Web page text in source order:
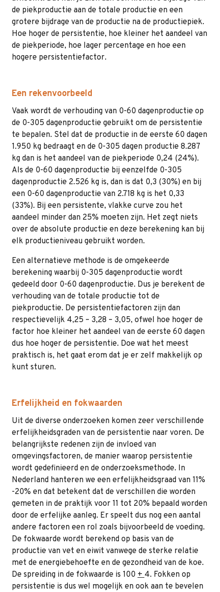
de piekproductie aan de totale productie en een
grotere bijdrage van de productie na de productiepiek.
Hoe hoger de persistentie, hoe kleiner het aandeel van
de piekperiode, hoe lager percentage en hoe een
hogere persistentiefactor.
Een rekenvoorbeeld
Vaak wordt de verhouding van 0-60 dagenproductie op
de 0-305 dagenproductie gebruikt om de persistentie
te bepalen. Stel dat de productie in de eerste 60 dagen
1.950 kg bedraagt en de 0-305 dagen productie 8.287
kg dan is het aandeel van de piekperiode 0,24 (24%).
Als de 0-60 dagenproductie bij eenzelfde 0-305
dagenproductie 2.526 kg is, dan is dat 0,3 (30%) en bij
een 0-60 dagenproductie van 2.718 kg is het 0,33
(33%). Bij een persistente, vlakke curve zou het
aandeel minder dan 25% moeten zijn. Het zegt niets
over de absolute productie en deze berekening kan bij
elk productieniveau gebruikt worden.
Een alternatieve methode is de omgekeerde
berekening waarbij 0-305 dagenproductie wordt
gedeeld door 0-60 dagenproductie. Dus je berekent de
verhouding van de totale productie tot de
piekproductie. De persistentiefactoren zijn dan
respectievelijk 4,25 – 3,28 – 3,05, ofwel hoe hoger de
factor hoe kleiner het aandeel van de eerste 60 dagen
dus hoe hoger de persistentie. Doe wat het meest
praktisch is, het gaat erom dat je er zelf makkelijk op
kunt sturen.
Erfelijkheid en fokwaarden
Uit de diverse onderzoeken komen zeer verschillende
erfelijkheidsgraden van de persistentie naar voren. De
belangrijkste redenen zijn de invloed van
omgevingsfactoren, de manier waarop persistentie
wordt gedefinieerd en de onderzoeksmethode. In
Nederland hanteren we een erfelijkheidsgraad van 11%
-20% en dat betekent dat de verschillen die worden
gemeten in de praktijk voor 11 tot 20% bepaald worden
door de erfelijke aanleg. Er speelt dus nog een aantal
andere factoren een rol zoals bijvoorbeeld de voeding.
De fokwaarde wordt berekend op basis van de
productie van vet en eiwit vanwege de sterke relatie
met de energiebehoefte en de gezondheid van de koe.
De spreiding in de fokwaarde is 100 + 4. Fokken op
persistentie is dus wel mogelijk en ook aan te bevelen